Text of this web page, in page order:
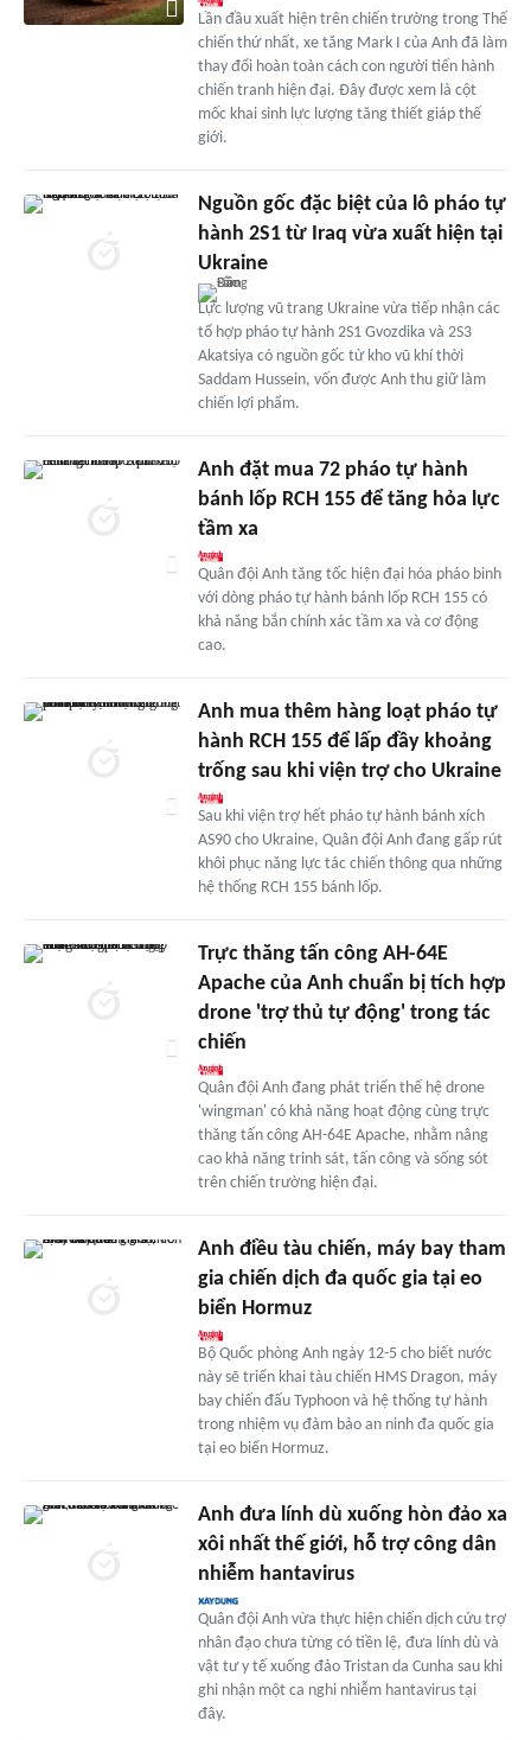
Lần đầu xuất hiện trên chiến trường trong Thế
chiến thứ nhất, xe tăng Mark I của Anh đã làm
thay đổi hoàn toàn cách con người tiến hành
chiến tranh hiện đại. Đây được xem là cột
mốc khai sinh lực lượng tăng thiết giáp thế
giới.
Nguồn gốc đặc biệt của lô pháo tự
hành 2S1 từ Iraq vừa xuất hiện tại
Ukraine
Lực lượng vũ trang Ukraine vừa tiếp nhận các
tổ hợp pháo tự hành 2S1 Gvozdika và 2S3
Akatsiya có nguồn gốc từ kho vũ khí thời
Saddam Hussein, vốn được Anh thu giữ làm
chiến lợi phẩm.
Anh đặt mua 72 pháo tự hành
bánh lốp RCH 155 để tăng hỏa lực
tầm xa
Quân đội Anh tăng tốc hiện đại hóa pháo binh
với dòng pháo tự hành bánh lốp RCH 155 có
khả năng bắn chính xác tầm xa và cơ động
cao.
Anh mua thêm hàng loạt pháo tự
hành RCH 155 để lấp đầy khoảng
trống sau khi viện trợ cho Ukraine
Sau khi viện trợ hết pháo tự hành bánh xích
AS90 cho Ukraine, Quân đội Anh đang gấp rút
khôi phục năng lực tác chiến thông qua những
hệ thống RCH 155 bánh lốp.
Trực thăng tấn công AH-64E
Apache của Anh chuẩn bị tích hợp
drone 'trợ thủ tự động' trong tác
chiến
Quân đội Anh đang phát triển thế hệ drone
'wingman' có khả năng hoạt động cùng trực
thăng tấn công AH-64E Apache, nhằm nâng
cao khả năng trinh sát, tấn công và sống sót
trên chiến trường hiện đại.
Anh điều tàu chiến, máy bay tham
gia chiến dịch đa quốc gia tại eo
biển Hormuz
Bộ Quốc phòng Anh ngày 12-5 cho biết nước
này sẽ triển khai tàu chiến HMS Dragon, máy
bay chiến đấu Typhoon và hệ thống tự hành
trong nhiệm vụ đảm bảo an ninh đa quốc gia
tại eo biển Hormuz.
Anh đưa lính dù xuống hòn đảo xa
xôi nhất thế giới, hỗ trợ công dân
nhiễm hantavirus
Quân đội Anh vừa thực hiện chiến dịch cứu trợ
nhân đạo chưa từng có tiền lệ, đưa lính dù và
vật tư y tế xuống đảo Tristan da Cunha sau khi
ghi nhận một ca nghi nhiễm hantavirus tại
đây.